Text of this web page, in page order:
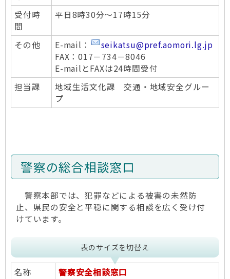
受付時
間
平日8時30分～17時15分
その他 E-mail：
seikatsu@pref.aomori.lg.jp
FAX：017－734－8046
E-mailと​FAXは24時間受付
担当課
地域生活文化課 交通・地域安全グルー
プ
警察の総合相談窓口
警察本部では、犯罪などによる被害の未然防
止、県民の安全と平穏に関する相談を広く受け付
けています。
表のサイズを切替え
名称
警察安全相談窓口